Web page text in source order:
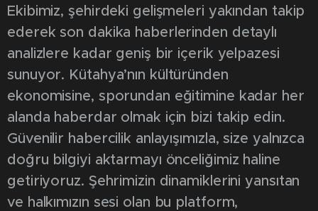
Ekibimiz, şehirdeki gelişmeleri yakından takip
ederek son dakika haberlerinden detaylı
analizlere kadar geniş bir içerik yelpazesi
sunuyor. Kütahya’nın kültüründen
ekonomisine, sporundan eğitimine kadar her
alanda haberdar olmak için bizi takip edin.
Güvenilir habercilik anlayışımızla, size yalnızca
doğru bilgiyi aktarmayı önceliğimiz haline
getiriyoruz. Şehrimizin dinamiklerini yansıtan
ve halkımızın sesi olan bu platform,